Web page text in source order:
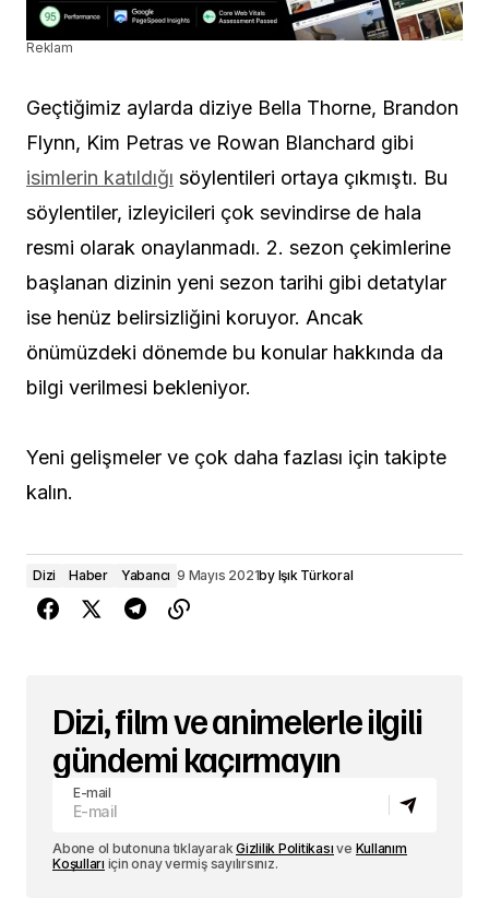
Reklam
Geçtiğimiz aylarda diziye Bella Thorne, Brandon
Flynn, Kim Petras ve Rowan Blanchard gibi
isimlerin katıldığı söylentileri ortaya çıkmıştı. Bu
söylentiler, izleyicileri çok sevindirse de hala
resmi olarak onaylanmadı. 2. sezon çekimlerine
başlanan dizinin yeni sezon tarihi gibi detatylar
ise henüz belirsizliğini koruyor. Ancak
önümüzdeki dönemde bu konular hakkında da
bilgi verilmesi bekleniyor.
Yeni gelişmeler ve çok daha fazlası için takipte
kalın.
Dizi Haber Yabancı 9 Mayıs 2021by Işık Türkoral
Dizi, film ve animelerle ilgili
gündemi kaçırmayın
E-mail
Abone ol butonuna tıklayarakGizlilik Politikası ve Kullanım
Koşulları için onay vermiş sayılırsınız.